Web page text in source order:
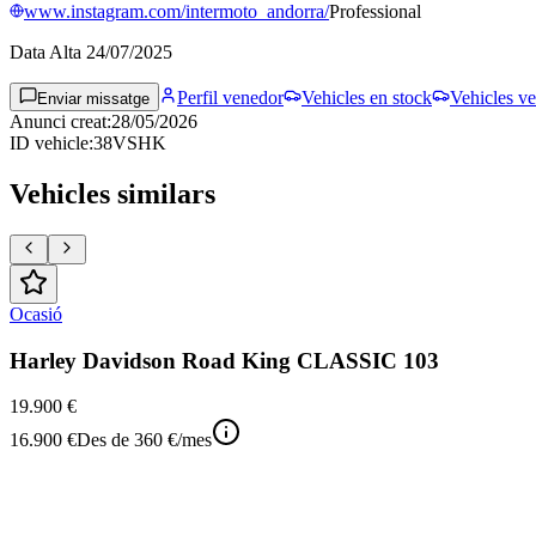
www.instagram.com/intermoto_andorra/Professional
Data Alta 24/07/2025
Enviar missatge Perfil venedor Vehicles en stock
Vehicles
Anunci creat:28/05/2026
ID vehicle:38VSHK
Vehicles similars
Ocasió
Harley Davidson Road King CLASSIC 103
19.900 €
16.900 €Des de 360 €/mes